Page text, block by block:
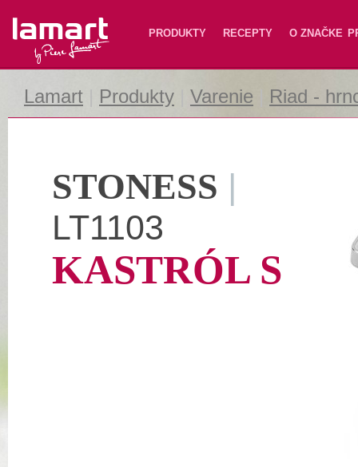
Lamart PRODUKTY RECEPTY O ZNAČKE
Lamart Produkty Varenie Riad -
STONESS |
LT1103
KASTRÓL S